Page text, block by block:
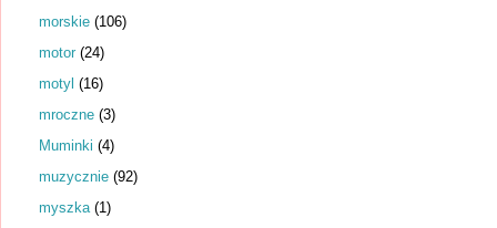
morskie (106)
motor (24)
motyl (16)
mroczne (3)
Muminki (4)
muzycznie (92)
myszka (1)